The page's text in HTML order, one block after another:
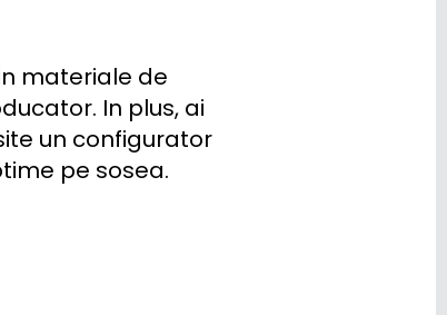
materiale de
In plus, ai
un configurator
pe sosea.